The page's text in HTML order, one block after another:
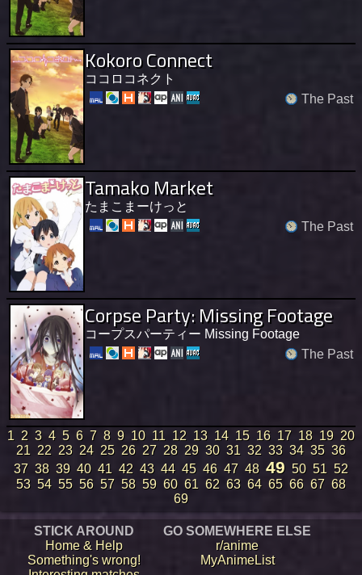
Kokoro Connect
ココロコネクト
The Past
Tamako Market
たまこまーけっと
The Past
Corpse Party: Missing Footage
コープスパーティー Missing Footage
The Past
1 2 3 4 5 6 7 8 9 10 11 12 13 14 15 16 17 18 19 20
21 22 23 24 25 26 27 28 29 30 31 32 33 34 35 36
37 38 39 40 41 42 43 44 45 46 47 48 49 50 51 52
53 54 55 56 57 58 59 60 61 62 63 64 65 66 67 68
69
STICK AROUND
Home & Help
Something's wrong!
GO SOMEWHERE ELSE
r/anime
MyAnimeList